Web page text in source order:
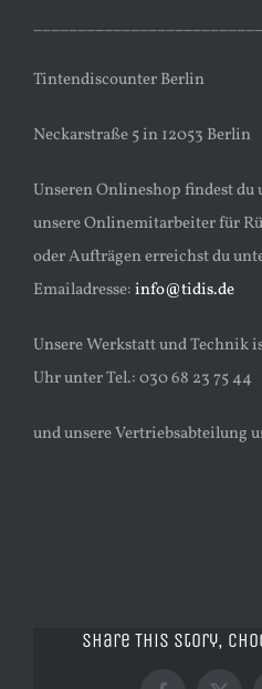
Tintendiscounter Berlin
Neckarstraße 5 in 12053 Berlin
Unseren Onlineshop findest du
unsere Onlinemitarbeiter für
oder Aufträgen erreichst du
Emailadresse:info@tidis.de
Unsere Werkstatt und Technik
Uhr unter Tel.: 030 68 23 75 44
und unsere Vertriebsabteilung
Share This Story,